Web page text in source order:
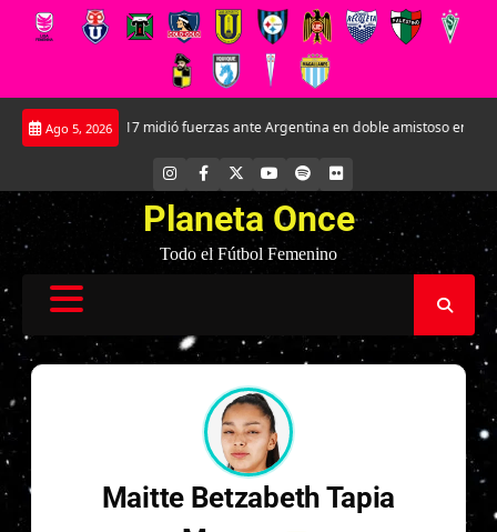
Saltar
Ago 5, 2026
La Roja Sub-17 midió fuerzas ante Argentina en doble amistoso en el CAR
INSTAGRAM
FACEBOOK YOUTUBE
SPOTIFYFLICKR
Planeta Once
Todo el Fútbol Femenino
Maitte Betzabeth Tapia